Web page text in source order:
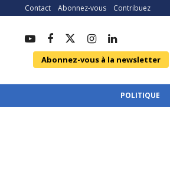
Contact Abonnez-vous Contribuez
Abonnez-vous à la newsletter
POLITIQUE